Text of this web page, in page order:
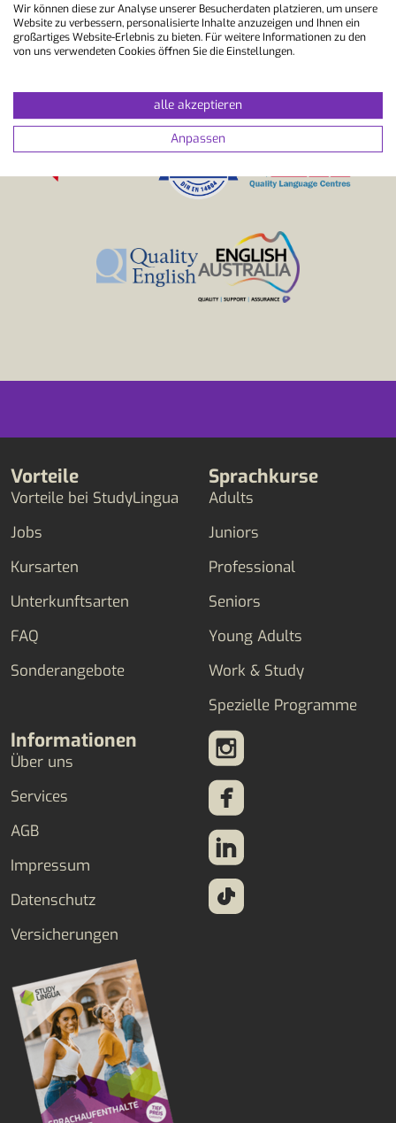
Deine persönliche Premium Agentur aus der Schweiz
Vorteile
Vorteile bei StudyLingua
Jobs
Kursarten
Unterkunftsarten
FAQ
Sonderangebote
Sprachkurse
Adults
Juniors
Professional
Seniors
Young Adults
Work & Study
Spezielle Programme
Informationen
Über uns
Services
AGB
Impressum
Datenschutz
Versicherungen
Wir können diese zur Analyse unserer Besucherdaten platzieren, um unsere
Website zu verbessern, personalisierte Inhalte anzuzeigen und Ihnen ein
großartiges Website-Erlebnis zu bieten. Für weitere Informationen zu den
von uns verwendeten Cookies öffnen Sie die Einstellungen.
alle akzeptieren
Anpassen